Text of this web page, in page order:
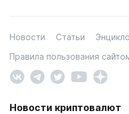
Новости Статьи
Правила пользования
Новости криптовалют